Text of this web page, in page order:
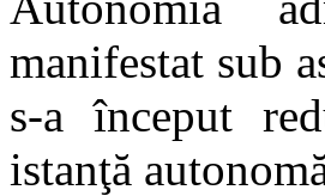
manifestat sub
s-a început
istanţă